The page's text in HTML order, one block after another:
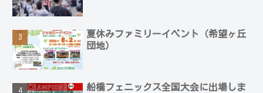
夏休みファミリーイベント（希望ヶ丘
団地）
船橋フェニックス全国大会に出場しま